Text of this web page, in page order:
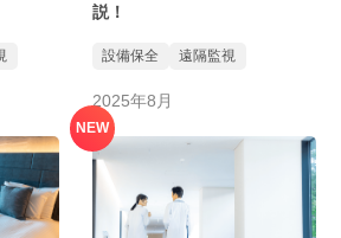
説！
設備保全 遠隔監視
2025年8月
NEW